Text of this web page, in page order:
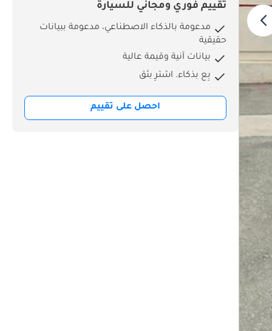
تقييم فوري ومجاني للسيارة
مدعومة بالذكاء الاصطناعي، مدعومة ببيانات
حقيقية
بيانات آنية وقيمة عالية
بِع بذكاء. اشترِ بثق
احصل على تقييم